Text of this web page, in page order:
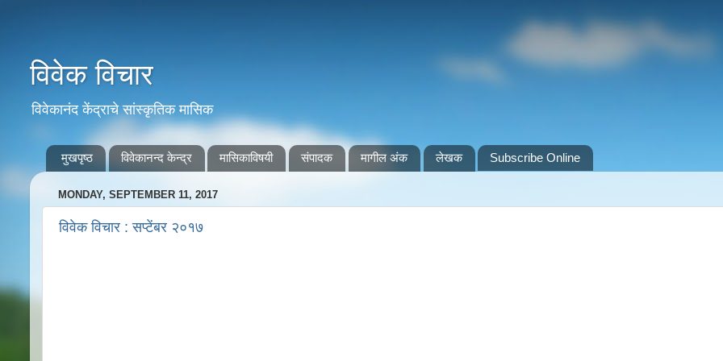
विवेक विचार
विवेकानंद केंद्राचे सांस्कृतिक मासिक
मुखपृष्ठ विवेकानन्द केन्द्र मासिकाविषयी संपादक मागील अंक लेखक Subscribe Online
MONDAY, SEPTEMBER 11, 2017
विवेक विचार : सप्टेंबर २०१७